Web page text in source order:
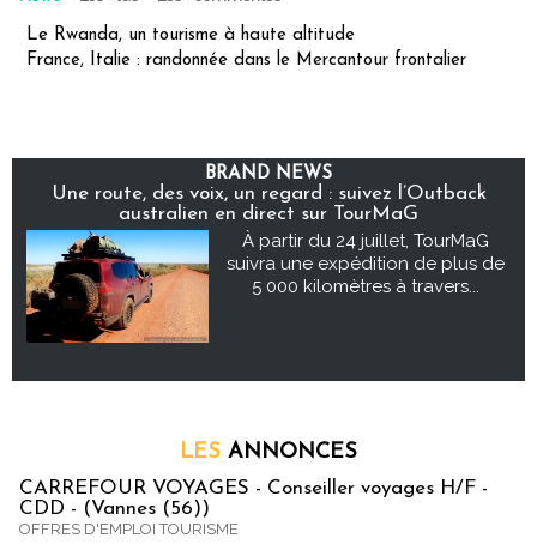
Le Rwanda, un tourisme à haute altitude
France, Italie : randonnée dans le Mercantour frontalier
BRAND NEWS
Une route, des voix, un regard : suivez l’Outback
australien en direct sur TourMaG
À partir du 24 juillet, TourMaG
suivra une expédition de plus de
5 000 kilomètres à travers...
LES ANNONCES
CARREFOUR VOYAGES - Conseiller voyages H/F -
CDD - (Vannes (56))
OFFRES D'EMPLOI TOURISME